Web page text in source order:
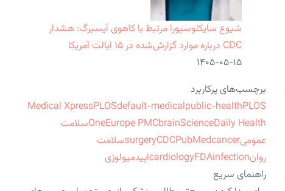
شیوع سایکلوسپورا مرتبط با کاهوی آیسبرگ: هشدار
CDC درباره موارد گزارش‌شده در ۱۵ ایالت آمریکا
۱۴۰۵-۰۵-۱۵
برچسب‌های پرکاربرد
Medical XpressPLOSdefault-medicalpublic-healthPLOS
OneEurope PMCbrainScienceDaily Health
سلامت
عمومی
surgeryCDCPubMedcancer
سلامت
روان
cardiologyFDAinfection
اپیدمیولوژی
راهنمای سریع